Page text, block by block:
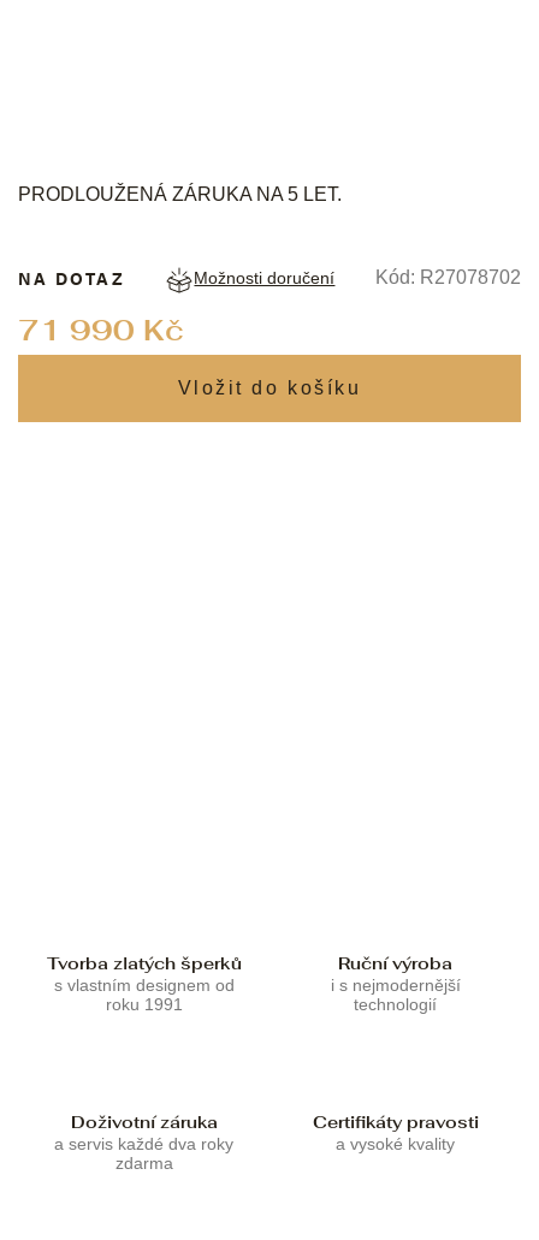
PRODLOUŽENÁ ZÁRUKA NA 5 LET.
71 990 Kč
NA DOTAZ Možnosti doručení Kód: R27078702
Tvorba zlatých šperků
s vlastním designem od
roku 1991
Ruční výroba
i s nejmodernější
technologií
Doživotní záruka
a servis každé dva roky
zdarma
Certifikáty pravosti
a vysoké kvality